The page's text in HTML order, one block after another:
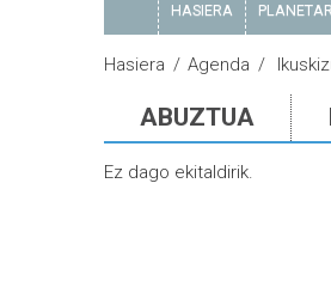
HASIERA
Hasiera Agenda
ABUZTUA
Ez dago ekitaldirik.